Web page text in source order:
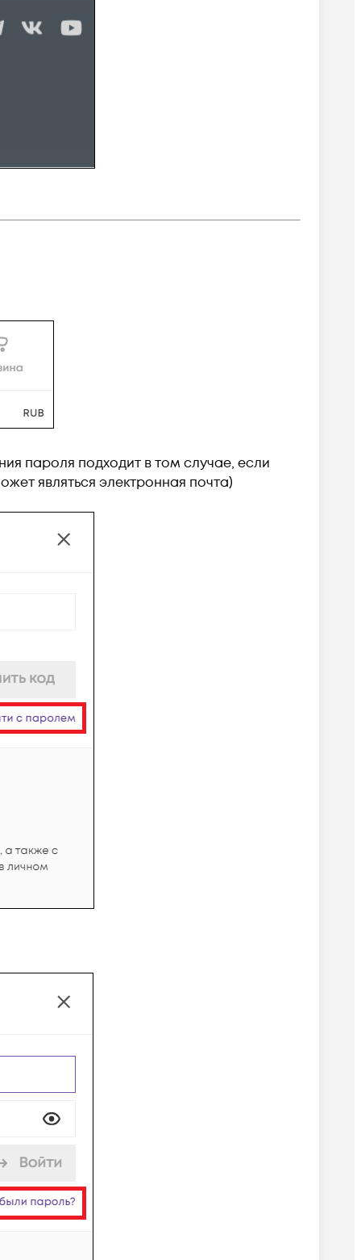
пароля подходит в том случае, если
являться электронная почта)